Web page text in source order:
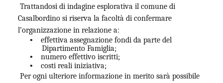
Trattandosi di indagine esplorativa il comune di
Casalbordino si riserva la facoltà di confermare
l’organizzazione in relazione a:
•
effettiva assegnazione fondi da parte del
Dipartimento Famiglia;
• numero effettivo iscritti;
•
costi reali iniziativa;
Per ogni ulteriore informazione in merito sarà possibile